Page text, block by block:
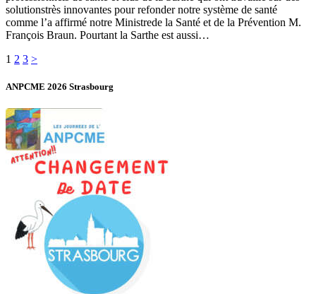
solutionstrès innovantes pour refonder notre système de santé
comme l’a affirmé notre Ministrede la Santé et de la Prévention M.
François Braun. Pourtant la Sarthe est aussi…
Pagination
des
Page
1 Page
2 Page
3 >
ANPCME 2026 Strasbourg